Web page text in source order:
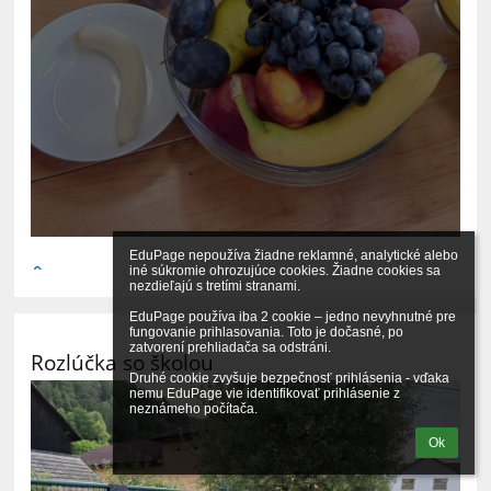
EduPage nepoužíva žiadne reklamné, analytické alebo
iné súkromie ohrozujúce cookies. Žiadne cookies sa
nezdieľajú s tretími stranami.
EduPage používa iba 2 cookie – jedno nevyhnutné pre
fungovanie prihlasovania. Toto je dočasné, po
zatvorení prehliadača sa odstráni.
Druhé cookie zvyšuje bezpečnosť prihlásenia - vďaka
nemu EduPage vie identifikovať prihlásenie z
neznámeho počítača.
Ok
Rozlúčka so školou